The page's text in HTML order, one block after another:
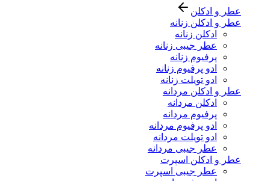
عطر و ادکلن
عطر و ادکلن زنانه
ادکلن زنانه
عطر جیبی زنانه
پرفیوم زنانه
ادو پرفیوم زنانه
ادو تویلت زنانه
عطر و ادکلن مردانه
ادکلن مردانه
پرفیوم مردانه
ادو پرفیوم مردانه
ادو تویلت مردانه
عطر جیبی مردانه
عطر و ادکلن اسپرت
عطر جیبی اسپرت